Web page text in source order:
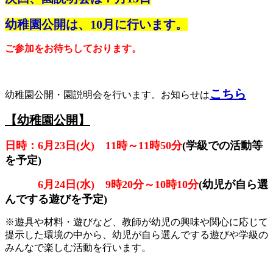
幼稚園公開は、10月に行います。
ご参加をお待ちしております。
幼稚園公開・園説明会を行います。お知らせはこちら
【幼稚園公開】
日時：6月23日(火) 11時～11時50分(学級での活動等
を予定)
6月24日(水) 9時20分～10時10分(幼児が自ら選
んでする遊びを予定)
※遊具や材料・遊びなど、教師が幼児の興味や関心に応じて
提示した環境の中から、幼児が自ら選んでする遊びや学級の
みんなで楽しむ活動を行います。